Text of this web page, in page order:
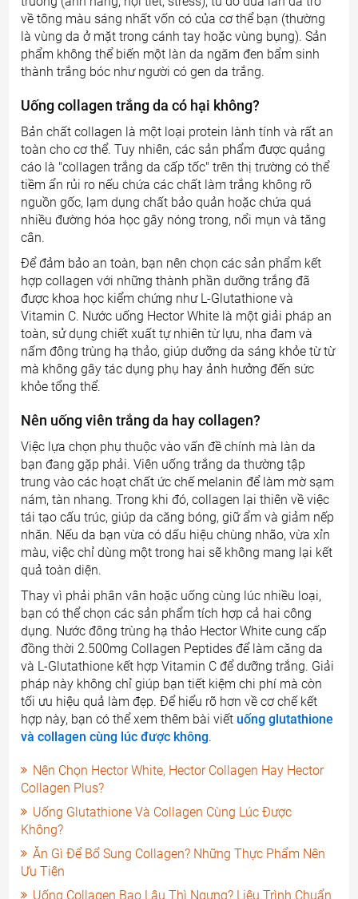
về tông màu sáng nhất vốn có của cơ thể bạn (thường
là vùng da ở mặt trong cánh tay hoặc vùng bụng). Sản
phẩm không thể biến một làn da ngăm đen bẩm sinh
thành trắng bóc như người có gen da trắng.
Uống collagen trắng da có hại không?
Bản chất collagen là một loại protein lành tính và rất an
toàn cho cơ thể. Tuy nhiên, các sản phẩm được quảng
cáo là "collagen trắng da cấp tốc" trên thị trường có thể
tiềm ẩn rủi ro nếu chứa các chất làm trắng không rõ
nguồn gốc, lạm dụng chất bảo quản hoặc chứa quá
nhiều đường hóa học gây nóng trong, nổi mụn và tăng
cân.
Để đảm bảo an toàn, bạn nên chọn các sản phẩm kết
hợp collagen với những thành phần dưỡng trắng đã
được khoa học kiểm chứng như L-Glutathione và
Vitamin C. Nước uống Hector White là một giải pháp an
toàn, sử dụng chiết xuất tự nhiên từ lựu, nha đam và
nấm đông trùng hạ thảo, giúp dưỡng da sáng khỏe từ từ
mà không gây tác dụng phụ hay ảnh hưởng đến sức
khỏe tổng thể.
Nên uống viên trắng da hay collagen?
Việc lựa chọn phụ thuộc vào vấn đề chính mà làn da
bạn đang gặp phải. Viên uống trắng da thường tập
trung vào các hoạt chất ức chế melanin để làm mờ sạm
nám, tàn nhang. Trong khi đó, collagen lại thiên về việc
tái tạo cấu trúc, giúp da căng bóng, giữ ẩm và giảm nếp
nhăn. Nếu da bạn vừa có dấu hiệu chùng nhão, vừa xỉn
màu, việc chỉ dùng một trong hai sẽ không mang lại kết
quả toàn diện.
Thay vì phải phân vân hoặc uống cùng lúc nhiều loại,
bạn có thể chọn các sản phẩm tích hợp cả hai công
dụng. Nước đông trùng hạ thảo Hector White cung cấp
đồng thời 2.500mg Collagen Peptides để làm căng da
và L-Glutathione kết hợp Vitamin C để dưỡng trắng. Giải
pháp này không chỉ giúp bạn tiết kiệm chi phí mà còn
tối ưu hiệu quả làm đẹp. Để hiểu rõ hơn về cơ chế kết
hợp này, bạn có thể xem thêm bài viết uống glutathione
và collagen cùng lúc được không.
Nên Chọn Hector White, Hector Collagen Hay Hector
Collagen Plus?
Uống Glutathione Và Collagen Cùng Lúc Được
Không?
Ăn Gì Để Bổ Sung Collagen? Những Thực Phẩm Nên
Ưu Tiên
Uống Collagen Bao Lâu Thì Ngưng? Liệu Trình Chuẩn